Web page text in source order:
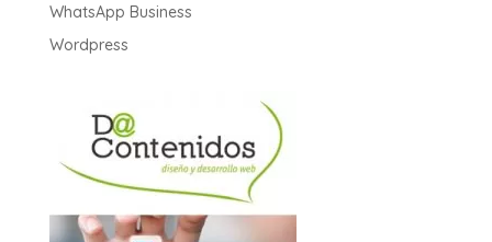
WhatsApp Business
Wordpress